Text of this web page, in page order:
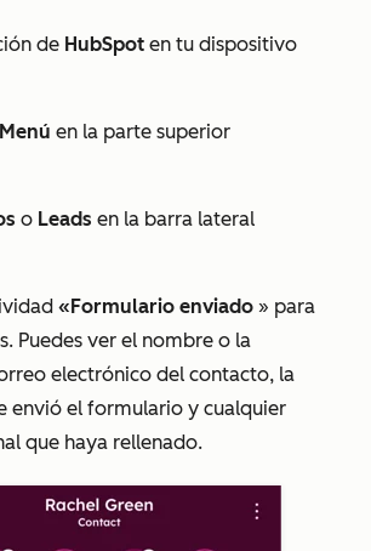
de HubSpot en tu dispositivo
en la parte superior
o Leads en la barra lateral
«Formulario enviado » para
Puedes ver el nombre o la
electrónico del contacto, la
envió el formulario y cualquier
que haya rellenado.